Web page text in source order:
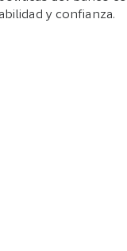
y confianza.